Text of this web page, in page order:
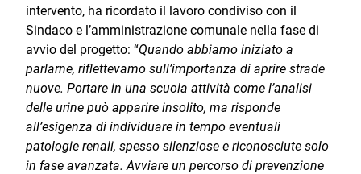
intervento, ha ricordato il lavoro condiviso con il
Sindaco e l’amministrazione comunale nella fase di
avvio del progetto: “Quando abbiamo iniziato a
parlarne, riflettevamo sull’importanza di aprire strade
nuove. Portare in una scuola attività come l’analisi
delle urine può apparire insolito, ma risponde
all’esigenza di individuare in tempo eventuali
patologie renali, spesso silenziose e riconosciute solo
in fase avanzata. Avviare un percorso di prevenzione